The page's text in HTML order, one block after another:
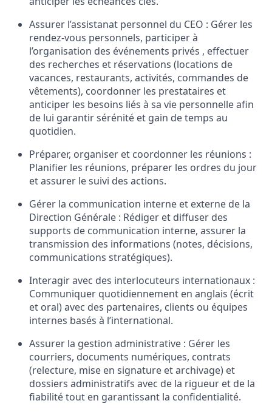
Assurer l’assistanat personnel du CEO : Gérer les
rendez-vous personnels, participer à
l’organisation des événements privés , effectuer
des recherches et réservations (locations de
vacances, restaurants, activités, commandes de
vêtements), coordonner les prestataires et
anticiper les besoins liés à sa vie personnelle afin
de lui garantir sérénité et gain de temps au
quotidien.
Préparer, organiser et coordonner les réunions :
Planifier les réunions, préparer les ordres du jour
et assurer le suivi des actions.
Gérer la communication interne et externe de la
Direction Générale : Rédiger et diffuser des
supports de communication interne, assurer la
transmission des informations (notes, décisions,
communications stratégiques).
Interagir avec des interlocuteurs internationaux :
Communiquer quotidiennement en anglais (écrit
et oral) avec des partenaires, clients ou équipes
internes basés à l’international.
Assurer la gestion administrative : Gérer les
courriers, documents numériques, contrats
(relecture, mise en signature et archivage) et
dossiers administratifs avec de la rigueur et de la
fiabilité tout en garantissant la confidentialité.